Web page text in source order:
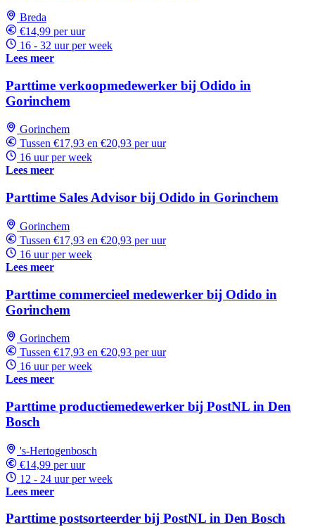
Breda
€14,99 per uur
16 - 32 uur per week
Lees meer
Parttime verkoopmedewerker bij Odido in
Gorinchem
Gorinchem
Tussen €17,93 en €20,93 per uur
16 uur per week
Lees meer
Parttime Sales Advisor bij Odido in Gorinchem
Gorinchem
Tussen €17,93 en €20,93 per uur
16 uur per week
Lees meer
Parttime commercieel medewerker bij Odido in
Gorinchem
Gorinchem
Tussen €17,93 en €20,93 per uur
16 uur per week
Lees meer
Parttime productiemedewerker bij PostNL in Den
Bosch
's-Hertogenbosch
€14,99 per uur
12 - 24 uur per week
Lees meer
Parttime postsorteerder bij PostNL in Den Bosch